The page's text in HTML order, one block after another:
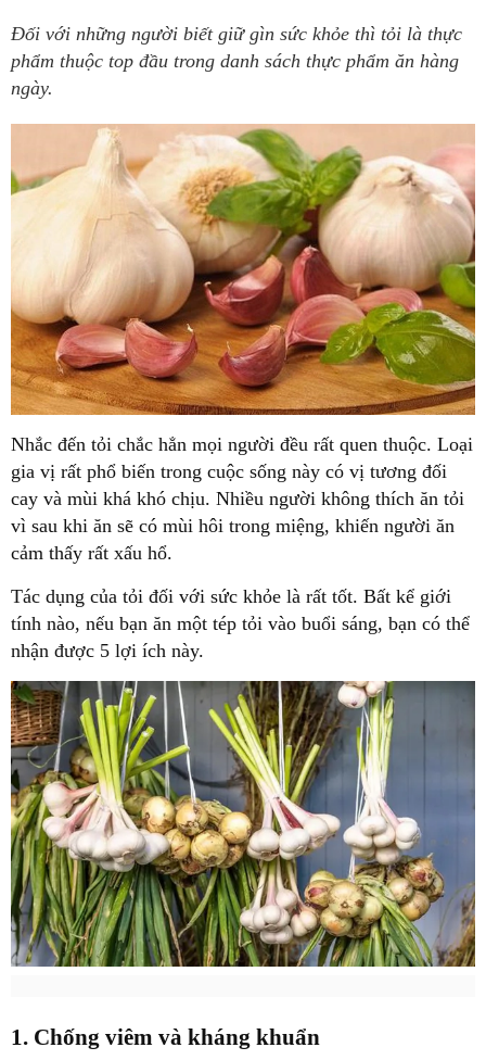
Đối với những người biết giữ gìn sức khỏe thì tỏi là thực
phẩm thuộc top đầu trong danh sách thực phẩm ăn hàng
ngày.
Nhắc đến tỏi chắc hẳn mọi người đều rất quen thuộc. Loại
gia vị rất phổ biến trong cuộc sống này có vị tương đối
cay và mùi khá khó chịu. Nhiều người không thích ăn tỏi
vì sau khi ăn sẽ có mùi hôi trong miệng, khiến người ăn
cảm thấy rất xấu hổ.
Tác dụng của tỏi đối với sức khỏe là rất tốt. Bất kể giới
tính nào, nếu bạn ăn một tép tỏi vào buổi sáng, bạn có thể
nhận được 5 lợi ích này.
1. Chống viêm và kháng khuẩn